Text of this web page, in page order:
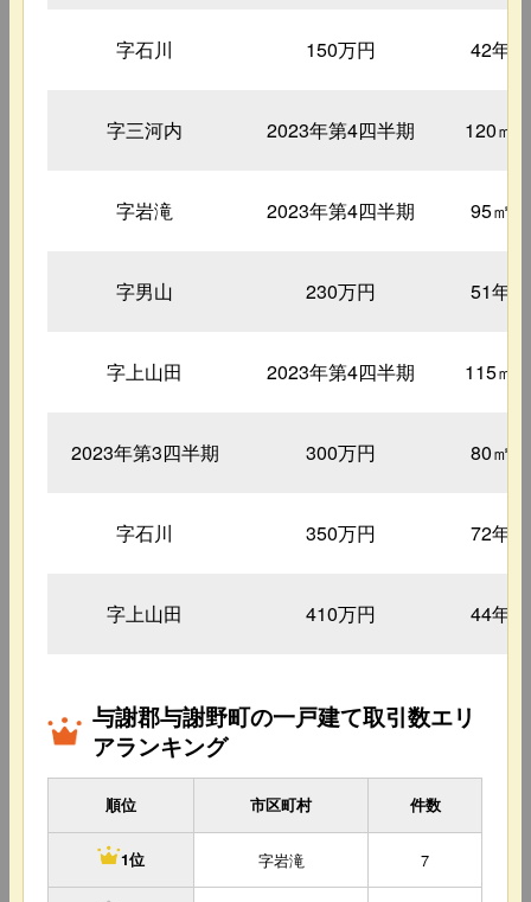
字石川 150万円 42年
字三河内 2023年第4四半期 120㎡
字岩滝 2023年第4四半期 95㎡
字男山 230万円 51年
字上山田 2023年第4四半期 115㎡
2023年第3四半期 300万円 80㎡
字石川 350万円 72年
字上山田 410万円 44年
与謝郡与謝野町の一戸建て取引数エリ
アランキング
順位 市区町村 件数
1位 字岩滝 7